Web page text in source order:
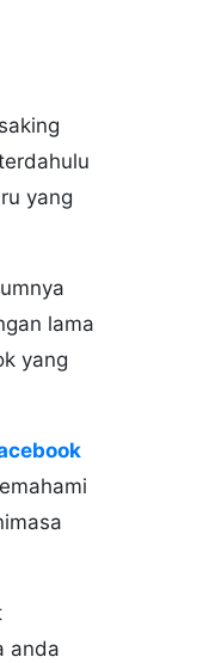
yang
lama
yang
anda